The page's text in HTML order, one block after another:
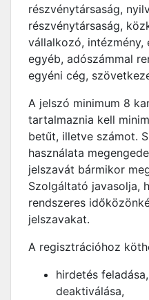
részvénytársaság,
részvénytársaság,
vállalkozó, intézmény,
egyéb, adószámmal
egyéni cég,
A jelszó minimum 8
tartalmaznia kell
betűt, illetve számot.
használata
jelszavát bármikor
Szolgáltató javasolja,
rendszeres
jelszavakat.
A regisztrációhoz
hirdetés
deaktiválása,